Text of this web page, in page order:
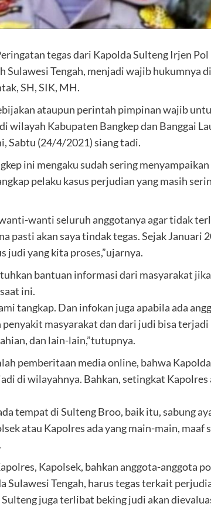
tegas dari Kapolda Sulteng Irjen
Tengah, menjadi wajib hukumnya
SH, SIK, MH.
ataupun perintah pimpinan wajib
wilayah Kabupaten Bangkep dan Banggai
Sabtu (24/4/2021) siang tadi.
ini mengaku sudah sering
pelaku kasus perjudian yang masih
wanti seluruh anggotanya agar tidak
pasti akan saya tindak tegas. Sejak Januari
judi yang kita proses,”ujarnya.
bantuan informasi dari masyarakat
ini.
tangkap. Dan infokan juga apabila ada
masyarakat dan dari judi bisa
dan lain-lain,”tutupnya.
pemberitaan media online, bahwa
di wilayahnya. Bahkan, setingkat Kapolres
tempat di Sulteng Broo, baik itu, sabung
atau Kapolres ada yang main-main, maaf
Kapolsek, bahkan anggota-anggota
Sulawesi Tengah, harus tegas terkait
juga terlibat beking judi akan